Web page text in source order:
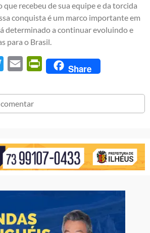
recebeu de sua equipe e da torcida
conquista é um marco importante em
determinado a continuar evoluindo e
para o Brasil.
Twitter Email PrintFriendly
Share